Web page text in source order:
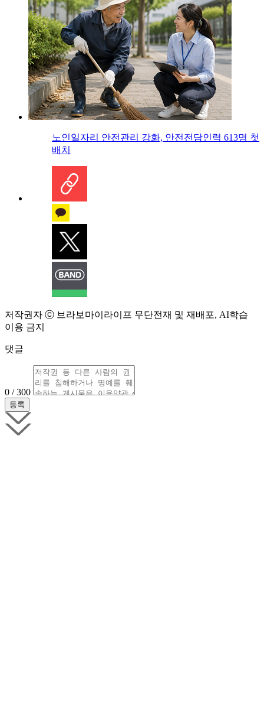
노인일자리 안전관리 강화, 안전전담인력 613명 첫
배치
저작권자 ⓒ 브라보마이라이프 무단전재 및 재배포, AI학습
이용 금지
댓글
0 / 300